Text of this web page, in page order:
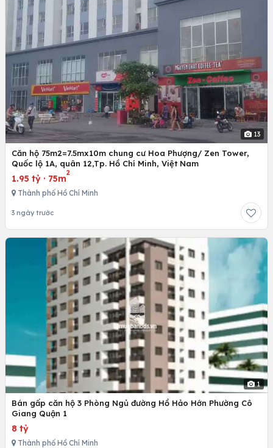
13
Căn hộ 75m2=7.5mx10m chung cư Hoa Phượng/ Zen Tower,
Quốc lộ 1A, quân 12,Tp. Hồ Chí Minh, Việt Nam
1.95 tỷ · 75m
2
Thành phố Hồ Chí Minh
3 ngày trước
1
Bán gấp căn hộ 3 Phòng Ngủ đường Hồ Hảo Hớn Phường Cô
Giang Quận 1
8 tỷ
Thành phố Hồ Chí Minh